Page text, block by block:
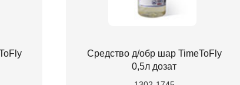
Средство д/обр шар TimeToFly
0,5л дозат